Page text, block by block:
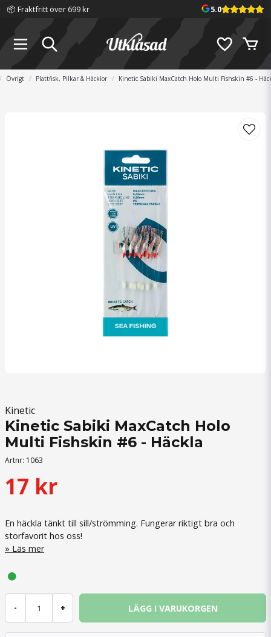
📦 Fraktfritt över 699 kr 5.0
Övrigt Plattfisk, Pilkar & Häcklor Kinetic Sabiki MaxCatch Holo Multi Fishskin #6 -
Kinetic
Kinetic Sabiki MaxCatch Holo
Multi Fishskin #6 - Häckla
Artnr: 1063
17 kr
En häckla tänkt till sill/strömming. Fungerar riktigt bra och
storfavorit hos oss!
Läs mer
- + LÄGG I VARUKORGEN